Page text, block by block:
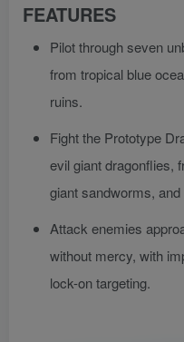
FEATURES
Pilot through seven
from tropical blue
ruins.
Fight the Prototype
evil giant dragonflies,
giant sandworms,
Attack enemies
without mercy, with
lock-on targeting.